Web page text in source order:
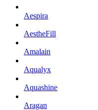
Aespira
AestheFill
Amalain
Aqualyx
Aquashine
Aragan